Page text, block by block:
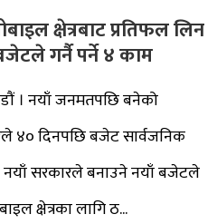
क्षेत्रबाट प्रतिफल लिन
गर्नै पर्ने ४ काम
। नयाँ जनमतपछि बनेको
४० दिनपछि बजेट सार्वजनिक
नयाँ सरकारले बनाउने नयाँ बजेटले
क्षेत्रका लागि ठ...